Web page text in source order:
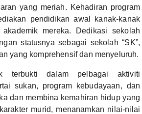
yang meriah. Kehadiran program
pendidikan awal kanak-kanak
mereka. Dedikasi sekolah
statusnya sebagai sekolah “SK”,
yang komprehensif dan menyeluruh.
terbukti dalam pelbagai aktiviti
sukan, program kebudayaan, dan
dan membina kemahiran hidup yang
murid, menanamkan nilai-nilai